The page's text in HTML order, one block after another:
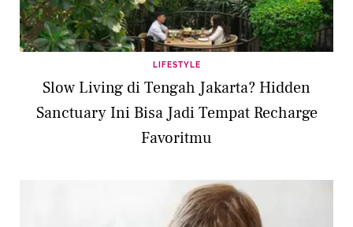
LIFESTYLE
Slow Living di Tengah Jakarta? Hidden
Sanctuary Ini Bisa Jadi Tempat Recharge
Favoritmu